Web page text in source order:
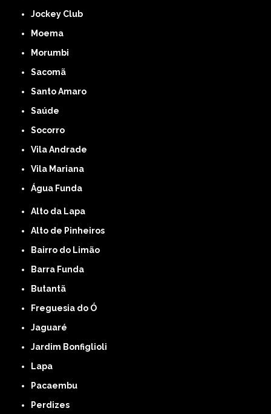
Jockey Club
Moema
Morumbi
Sacomã
Santo Amaro
Saúde
Socorro
Vila Andrade
Vila Mariana
Água Funda
Alto da Lapa
Alto de Pinheiros
Bairro do Limão
Barra Funda
Butantã
Freguesia do Ó
Jaguaré
Jardim Bonfiglioli
Lapa
Pacaembu
Perdizes